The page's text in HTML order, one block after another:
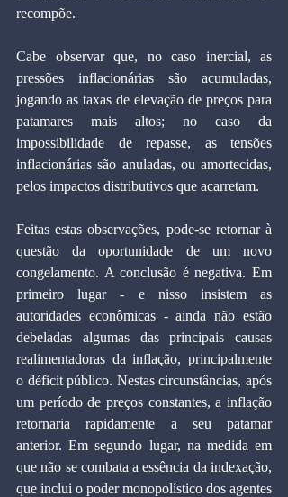
recompõe.
Cabe observar que, no caso inercial, as
pressões inflacionárias são acumuladas,
jogando as taxas de elevação de preços para
patamares mais altos; no caso da
impossibilidade de repasse, as tensões
inflacionárias são anuladas, ou amortecidas,
pelos impactos distributivos que acarretam.
Feitas estas observações, pode-se retornar à
questão da oportunidade de um novo
congelamento. A conclusão é negativa. Em
primeiro lugar - e nisso insistem as
autoridades econômicas - ainda não estão
debeladas algumas das principais causas
realimentadoras da inflação, principalmente
o déficit público. Nestas circunstâncias, após
um período de preços constantes, a inflação
retornaria rapidamente a seu patamar
anterior. Em segundo lugar, na medida em
que não se combata a essência da indexação,
que inclui o poder monopolístico dos agentes